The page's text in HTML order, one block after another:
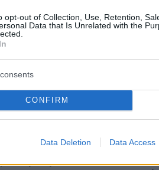
opt-out of Collection, Use, Retention,
Data that Is Unrelated with the
CONFIRM
Data Deletion Data Access
εντέρου: Το απλό
με 50%
– Το
και με την
Τουρίστας
τι καταγγέλλει ο